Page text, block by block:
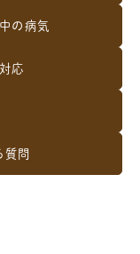
の病気
応
質問